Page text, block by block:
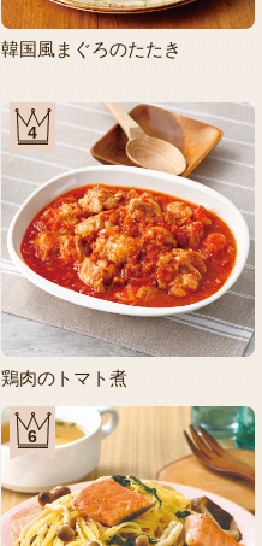
韓国風まぐろのたたき
4
鶏肉のトマト煮
6